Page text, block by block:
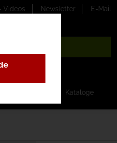
Videos Newsletter E-Mail
Kataloge